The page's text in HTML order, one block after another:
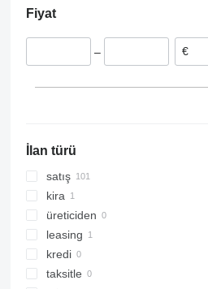
Fransa
Polonya
Fiyat
–
İlan türü
satış
kira
üreticiden
leasing
kredi
taksitle